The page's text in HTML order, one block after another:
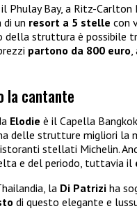
Phulay Bay, a Ritz-
un resort a 5 stelle con
della struttura è
partono da 800 euro,
la cantante
Elodie è il Capella
delle strutture migliori la
stellati Michelin.
e del periodo, tuttavia il
la Di Patrizi ha
di questo elegante e